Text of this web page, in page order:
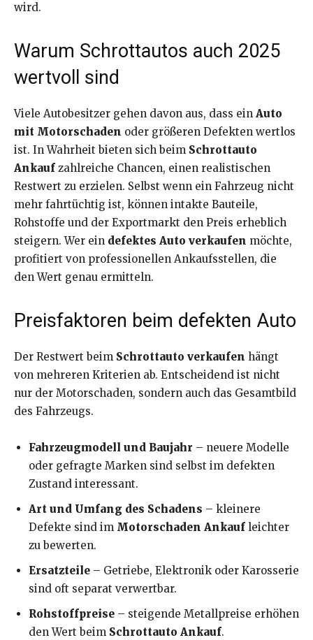
wird.
Warum Schrottautos auch 2025
wertvoll sind
Viele Autobesitzer gehen davon aus, dass ein Auto
mit Motorschaden oder größeren Defekten wertlos
ist. In Wahrheit bieten sich beim Schrottauto
Ankauf zahlreiche Chancen, einen realistischen
Restwert zu erzielen. Selbst wenn ein Fahrzeug nicht
mehr fahrtüchtig ist, können intakte Bauteile,
Rohstoffe und der Exportmarkt den Preis erheblich
steigern. Wer ein defektes Auto verkaufen möchte,
profitiert von professionellen Ankaufsstellen, die
den Wert genau ermitteln.
Preisfaktoren beim defekten Auto
Der Restwert beim Schrottauto verkaufen hängt
von mehreren Kriterien ab. Entscheidend ist nicht
nur der Motorschaden, sondern auch das Gesamtbild
des Fahrzeugs.
Fahrzeugmodell und Baujahr – neuere Modelle
oder gefragte Marken sind selbst im defekten
Zustand interessant.
Art und Umfang des Schadens – kleinere
Defekte sind im Motorschaden Ankauf leichter
zu bewerten.
Ersatzteile – Getriebe, Elektronik oder Karosserie
sind oft separat verwertbar.
Rohstoffpreise – steigende Metallpreise erhöhen
den Wert beim Schrottauto Ankauf.